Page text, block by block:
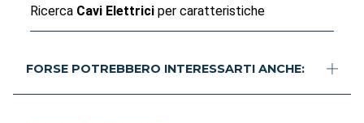
Ricerca Cavi Elettriciper caratteristiche
FORSE POTREBBERO INTERESSARTI ANCHE: